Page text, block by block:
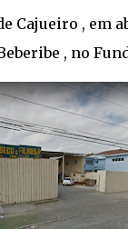
Cajueiro , em
, no